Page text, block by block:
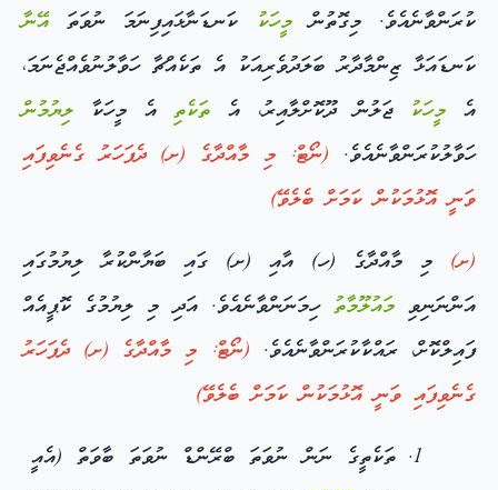
ކުރަންވާނެއެވެ. މިގޮތުންމީހަކު ކަނޑަނާޅައިފިނަމަ ނުވަތައޭނާ
ކަނޑައަޅާ ޒިންމާދާރު ބަލަދުވެރިއަކު އެ ތަކެއްޗާ ހަވާލުނުވެއްޖެނަމަ،
އެ މީހަކު ޖަލުން ދޫކޮށްލާއިރު، އެ ތަކެތިއެ މީހަކާ ލިޔުމުން
ހަވާލުކުރަންވާނެއެވެ. (ނޯޓް: މި މާއްދާގެ (ށ) ދެފަހަރު ގެނެވިފައި
ވަނީ އޮޅުމަކުން ކަމަށް ބެލެވޭ)
(ށ) މި މާއްދާގެ (ހ) އާއި (ށ) ގައި ބަޔާންކުރާ ލިޔުމުގައި
އަންނަނިވިމައުލޫމާތު ހިމަނަންވާނެއެވެ. އަދި މި ލިޔުމުގެ ކޮޕީއެއް
ފައިލްކޮށް، ރައްކާކުރަންވާނެއެވެ. (ނޯޓް: މި މާއްދާގެ (ށ) ދެފަހަރު
ގެނެވިފައި ވަނީ އޮޅުމަކުން ކަމަށް ބެލެވޭ)
ތަކެތީގެ ނަން ނުވަތަ ބްރޭންޑް ނުވަތަ ބާވަތް (އެއީ